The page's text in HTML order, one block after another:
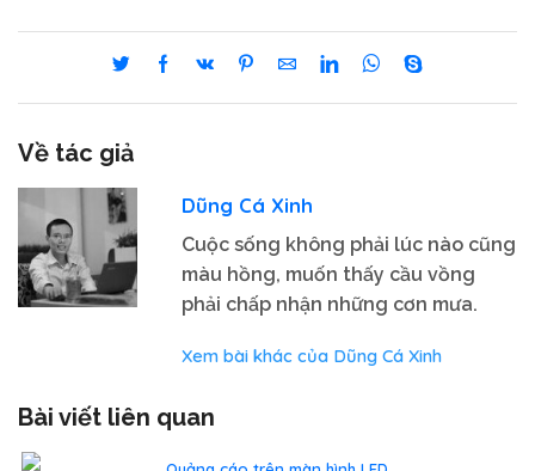
Về tác giả
Dũng Cá Xinh
Cuộc sống không phải lúc nào cũng
màu hồng, muốn thấy cầu vồng
phải chấp nhận những cơn mưa.
Xem bài khác của Dũng Cá Xinh
Bài viết liên quan